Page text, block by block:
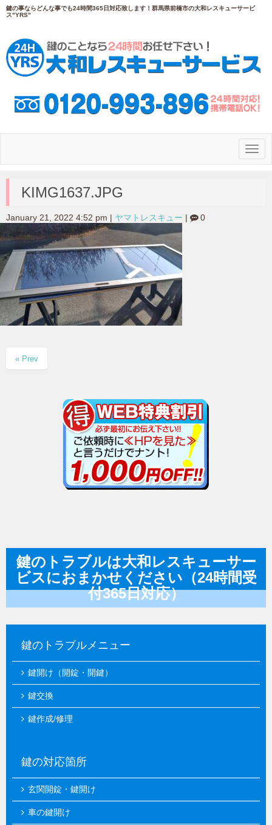
鍵の事ならどんな事でも24時間365日対応致します！群馬県前橋市の大和レスキューサービ
ス"YRS"
N
a
KIMG1637.JPG
January 21, 2022 4:52 pm ヤマトレスキュー 0
« Prev
鍵のトラブルは大和レスキューサー
ビスにおまかせください（24時間受
付365日対応）
鍵のトラブルメニュー
鍵開け（開錠・開鍵）
鍵交換
鍵作成/修理
鍵の対応箇所
玄関開錠・鍵開け
車の鍵開け